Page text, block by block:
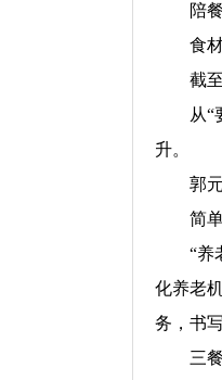
陪
食
截
从“
升。
郭
简
“养
化养老
务，书
三